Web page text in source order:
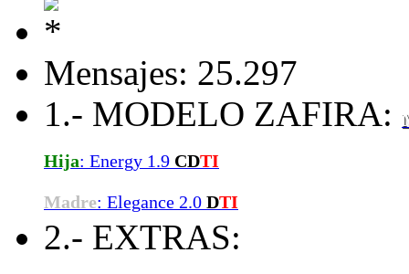
Mensajes: 25.297
1.- MODELO ZAFIRA:
Hija: Energy 1.9 CDTI
Madre: Elegance 2.0 DTI
2.- EXTRAS: